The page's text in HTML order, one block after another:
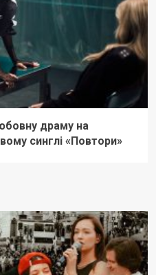
драму на
синглі «Повтори»